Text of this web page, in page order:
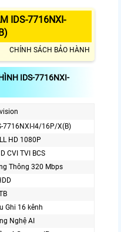
IDS-7716NXI-
CHÍNH SÁCH BẢO HÀNH
IDS-7716NXI-
7716NXI-I4/16P/X(B)
HD 1080P
CVI TVI BCS
Thông 320 Mbps
Ghi 16 kênh
Nghệ AI